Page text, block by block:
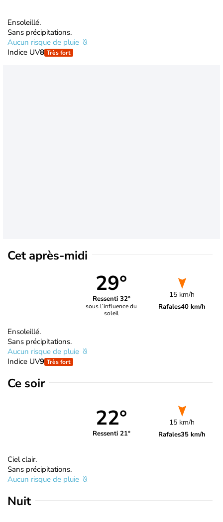
Ensoleillé.
Sans précipitations.
Aucun risque de pluie
Indice UV8 Très fort
Cet après-midi
29°
Ressenti 32°
sous l’influence du
soleil
15 km/h
Rafales40 km/h
Ensoleillé.
Sans précipitations.
Aucun risque de pluie
Indice UV9 Très fort
Ce soir
22°
Ressenti 21°
15 km/h
Rafales35 km/h
Ciel clair.
Sans précipitations.
Aucun risque de pluie
Nuit